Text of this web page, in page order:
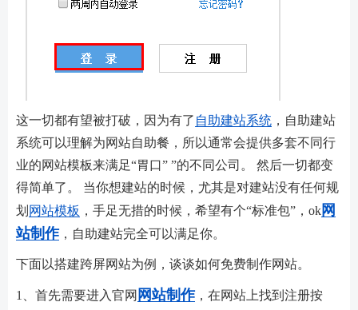
这一切都有望被打破，因为有了 自助建站系统 ，自助建站
系统可以理解为网站自助餐，所以通常会提供多套不同行
业的网站模板来满足“胃口” ”的不同公司。 然后一切都变
得简单了。 当你想建站的时候，尤其是对建站没有任何规
划 网站模板 ，手足无措的时候，希望有个“标准包”，ok网
站制作，自助建站完全可以满足你。
下面以搭建跨屏网站为例，谈谈如何免费制作网站。
1、首先需要进入官网 网站制作，在网站上找到注册按